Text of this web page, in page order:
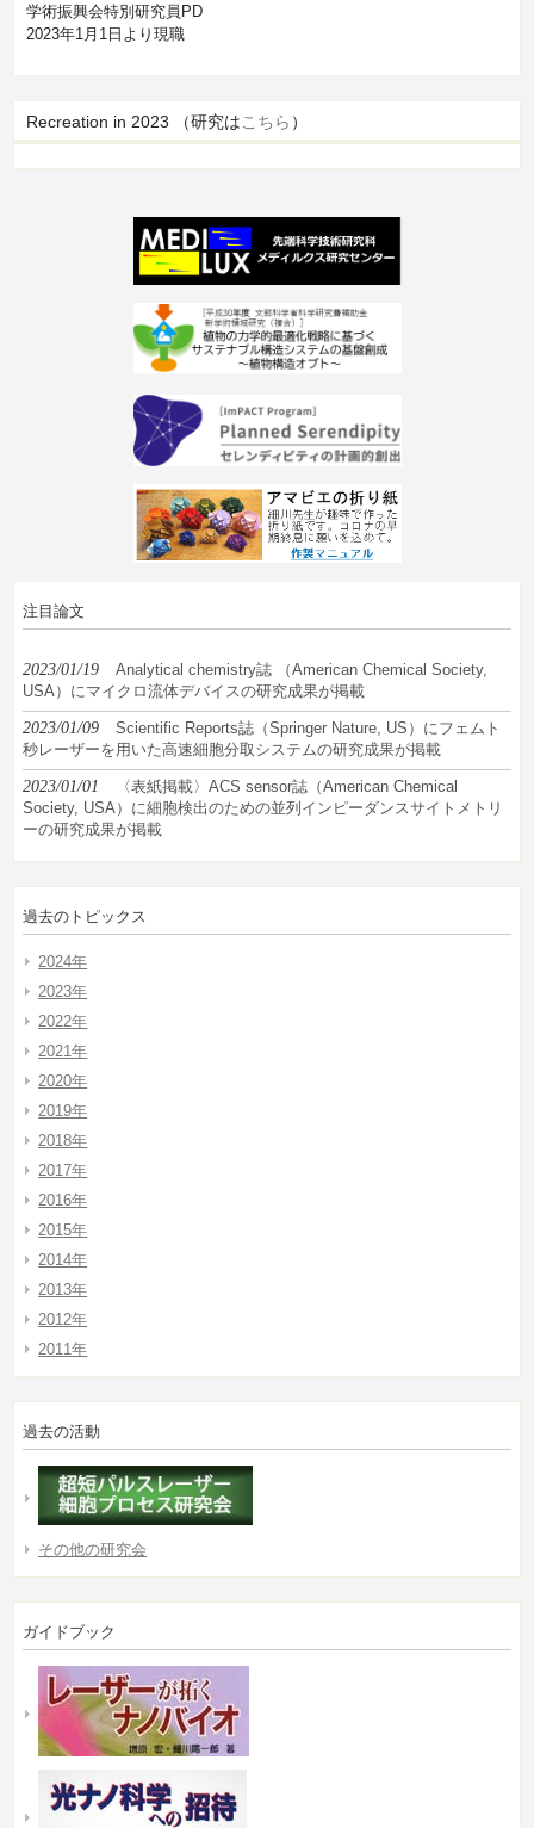
学術振興会特別研究員PD
2023年1月1日より現職
Recreation in 2023 （研究はこちら ）
注目論文
2023/01/19
Analytical chemistry誌 （American Chemical Society,
USA）にマイクロ流体デバイスの研究成果が掲載
2023/01/09
Scientific Reports誌（Springer Nature, US）にフェムト
秒レーザーを用いた高速細胞分取システムの研究成果が掲載
2023/01/01
〈表紙掲載〉ACS sensor誌（American Chemical
Society, USA）に細胞検出のための並列インピーダンスサイトメトリ
ーの研究成果が掲載
過去のトピックス
2024年
2023年
2022年
2021年
2020年
2019年
2018年
2017年
2016年
2015年
2014年
2013年
2012年
2011年
過去の活動
その他の研究会
ガイドブック